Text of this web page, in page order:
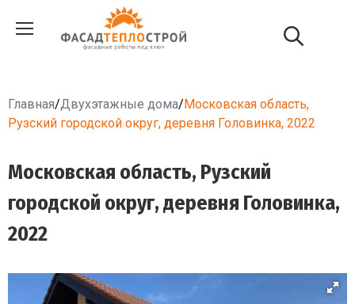
Главная/Двухэтажные дома/Московская область,
Рузский городской округ, деревня Головинка, 2022
Московская область, Рузский
городской округ, деревня Головинка,
2022